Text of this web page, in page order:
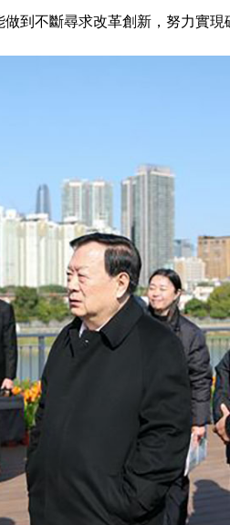
到不斷尋求改革創新，努力實現